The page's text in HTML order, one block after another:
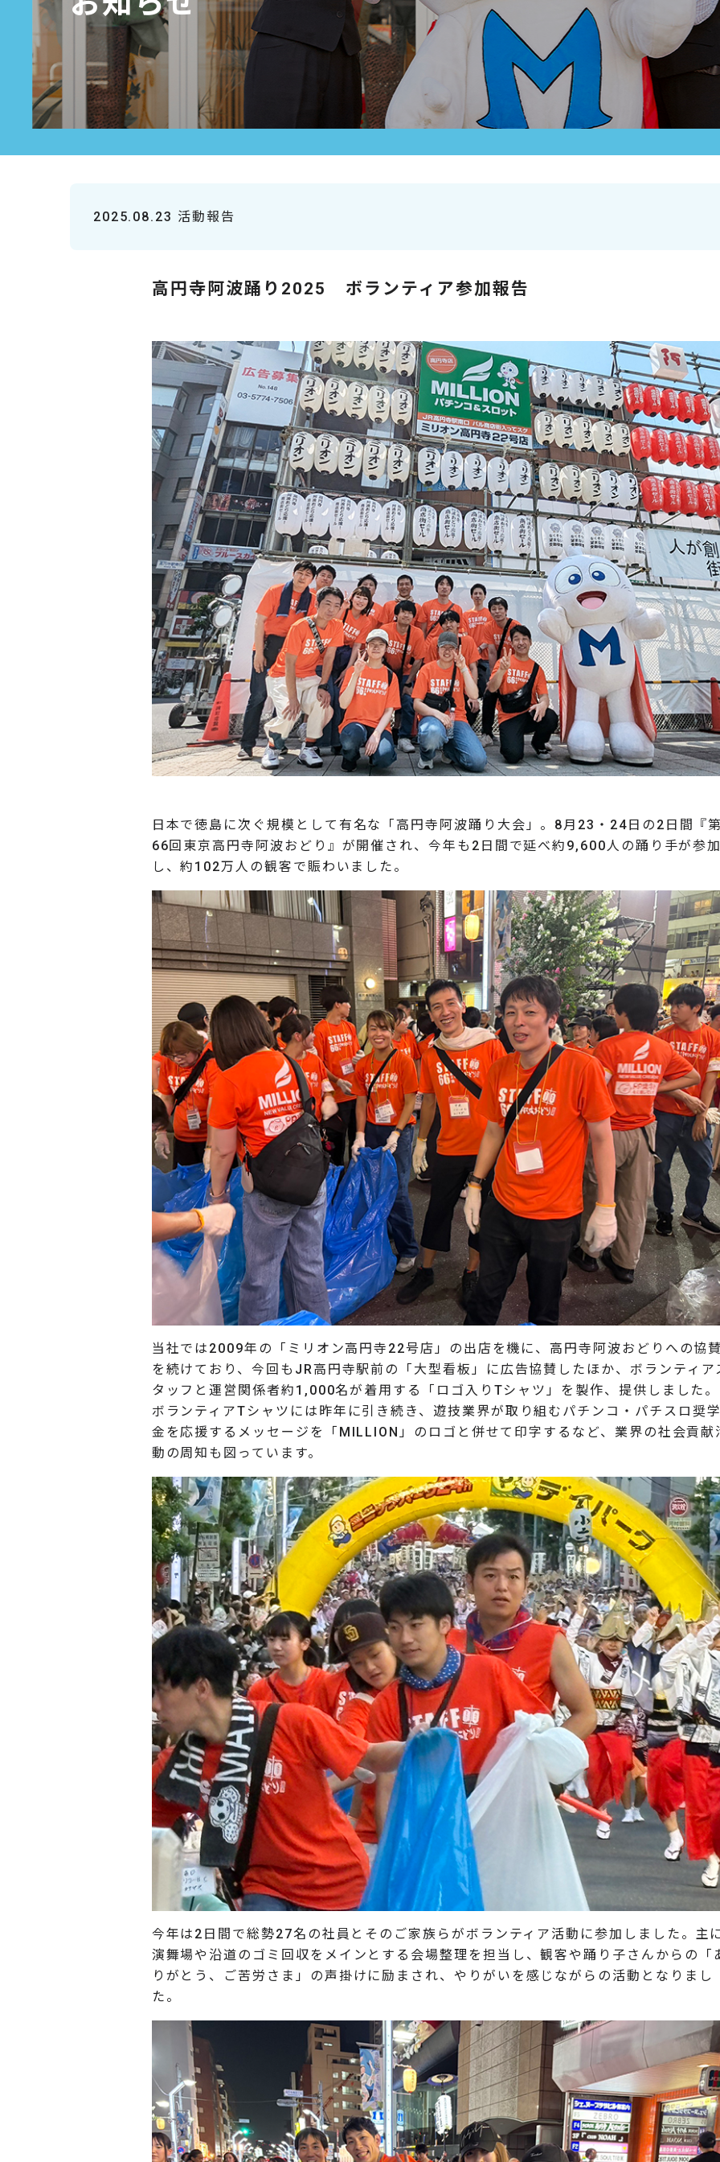
2025.08.23 活動報告
高円寺阿波踊り2025 ボランティア参加報告
日本で徳島に次ぐ規模として有名な「高円寺阿波踊り大会」。8月23・24日の2日間『
66回東京高円寺阿波おどり』が開催され、今年も2日間で延べ約9,600人の踊り手が参
し、約102万人の観客で賑わいました。
当社では2009年の「ミリオン高円寺22号店」の出店を機に、高円寺阿波おどりへの協
を続けており、今回もJR高円寺駅前の「大型看板」に広告協賛したほか、ボランティア
タッフと運営関係者約1,000名が着用する「ロゴ入りTシャツ」を製作、提供しました。
ボランティアTシャツには昨年に引き続き、遊技業界が取り組むパチンコ・パチスロ奨
金を応援するメッセージを「MILLION」のロゴと併せて印字するなど、業界の社会貢献
動の周知も図っています。
今年は2日間で総勢27名の社員とそのご家族らがボランティア活動に参加しました。主
演舞場や沿道のゴミ回収をメインとする会場整理を担当し、観客や踊り子さんからの「
りがとう、ご苦労さま」の声掛けに励まされ、やりがいを感じながらの活動となりまし
た。